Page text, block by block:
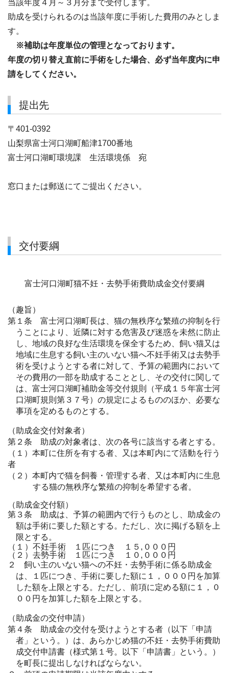
当該年度４月～３月分まで受付します。
助成を受けられるのは当該年度に手術した費用のみとしま
す。
※補助は年度単位の管理となっております。
年度の切り替え直前に手術をした場合、必ず当年度内に申
請をしてください。
提出先
〒401-0392
山梨県富士河口湖町船津1700番地
富士河口湖町環境課 生活環境係 宛
窓口または郵送にてご提出ください。
交付要綱
富士河口湖町猫不妊・去勢手術費助成金交付要綱
（趣旨）
第１条 富士河口湖町長は、猫の無秩序な繁殖の抑制を行
うことにより、近隣に対する危害及び迷惑を未然に防止
し、地域の良好な生活環境を保全するため、飼い猫又は
地域に生息する飼い主のいない猫へ不妊手術又は去勢手
術を受けようとする者に対して、予算の範囲内において
その費用の一部を助成することとし、その交付に関して
は、富士河口湖町補助金等交付規則（平成１５年富士河
口湖町規則第３７号）の規定によるもののほか、必要な
事項を定めるものとする。
（助成金交付対象者）
第２条 助成の対象者は、次の各号に該当する者とする。
（１）本町に住所を有する者、又は本町内にて活動を行う
者
（２）本町内で猫を飼養・管理する者、又は本町内に生息
する猫の無秩序な繁殖の抑制を希望する者。
（助成金交付額）
第３条 助成は、予算の範囲内で行うものとし、助成金の
額は手術に要した額とする。ただし、次に掲げる額を上
限とする。
（１）不妊手術 １匹につき １５,０００円
（２）去勢手術 １匹につき １０,０００円
２ 飼い主のいない猫への不妊・去勢手術に係る助成金
は、１匹につき、手術に要した額に１，０００円を加算
した額を上限とする。ただし、前項に定める額に１，０
００円を加算した額を上限とする。
（助成金の交付申請）
第４条 助成金の交付を受けようとする者（以下「申請
者」という。）は、あらかじめ猫の不妊・去勢手術費助
成交付申請書（様式第１号。以下「申請書」という。）
を町長に提出しなければならない。